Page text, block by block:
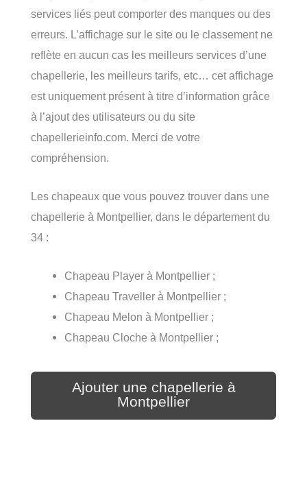
services liés peut comporter des manques ou des
erreurs. L’affichage sur le site ou le classement ne
reflète en aucun cas les meilleurs services d’une
chapellerie, les meilleurs tarifs, etc… cet affichage
est uniquement présent à titre d’information grâce
à l’ajout des utilisateurs ou du site
chapellerieinfo.com. Merci de votre
compréhension.
Les chapeaux que vous pouvez trouver dans une
chapellerie à Montpellier, dans le département du
34 :
Chapeau Player à Montpellier ;
Chapeau Traveller à Montpellier ;
Chapeau Melon à Montpellier ;
Chapeau Cloche à Montpellier ;
Ajouter une chapellerie à
Montpellier